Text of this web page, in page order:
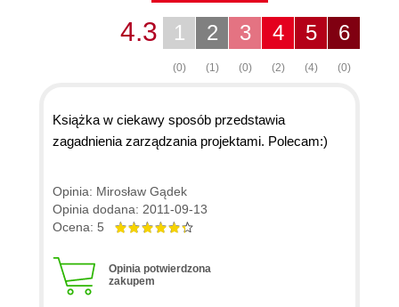
6
(0)
5
(4)
4
(2)
3
(0)
2
(1)
1
(0)
4.3
Książka w ciekawy sposób przedstawia
zagadnienia zarządzania projektami. Polecam:)
Opinia: Mirosław Gądek
Opinia dodana: 2011-09-13
Ocena: 5
Opinia potwierdzona
zakupem